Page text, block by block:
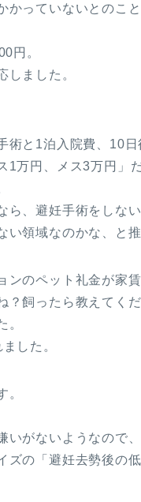
かっていないとのこと
円。
しました。
と1泊入院費、10日
万円、メス3万円」
ら、避妊手術をしな
領域なのかな、と推
のペット礼金が家
？飼ったら教えてくだ
。
した。
。
いがないようなので、
ズの「避妊去勢後の